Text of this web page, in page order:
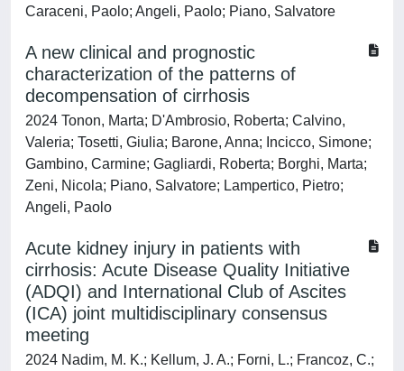
Caraceni, Paolo; Angeli, Paolo; Piano, Salvatore
A new clinical and prognostic
characterization of the patterns of
decompensation of cirrhosis
2024 Tonon, Marta; D'Ambrosio, Roberta; Calvino,
Valeria; Tosetti, Giulia; Barone, Anna; Incicco, Simone;
Gambino, Carmine; Gagliardi, Roberta; Borghi, Marta;
Zeni, Nicola; Piano, Salvatore; Lampertico, Pietro;
Angeli, Paolo
Acute kidney injury in patients with
cirrhosis: Acute Disease Quality Initiative
(ADQI) and International Club of Ascites
(ICA) joint multidisciplinary consensus
meeting
2024 Nadim, M. K.; Kellum, J. A.; Forni, L.; Francoz, C.;